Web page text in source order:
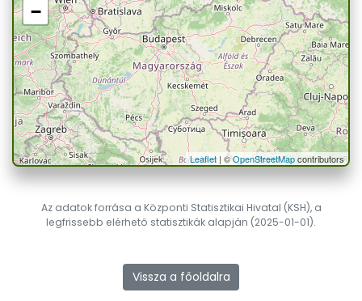
−
Leaflet| ©OpenStreetMapcontributors
Az adatok forrása a Központi Statisztikai Hivatal (KSH), a
legfrissebb elérhető statisztikák alapján (2025-01-01).
Vissza a főoldalra